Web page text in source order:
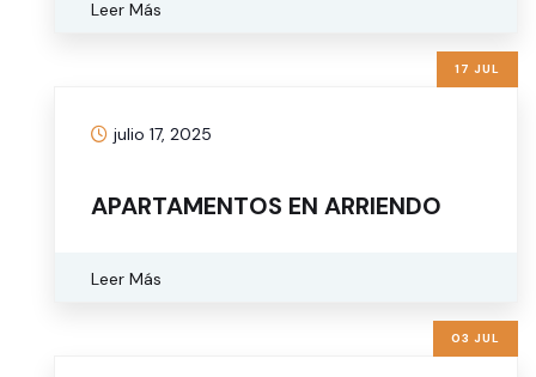
Leer Más
17 JUL
julio 17, 2025
APARTAMENTOS EN ARRIENDO
Leer Más
03 JUL